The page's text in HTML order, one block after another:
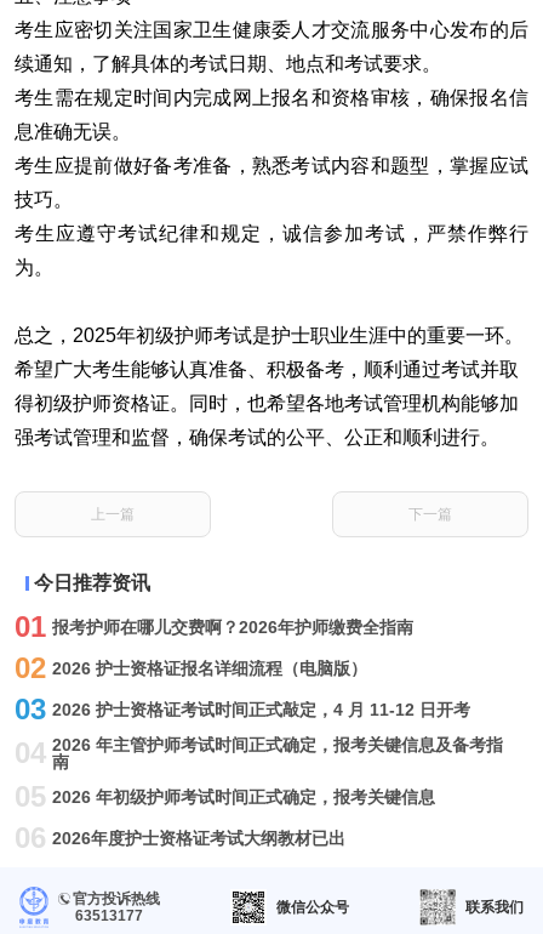
考生应密切关注国家卫生健康委人才交流服务中心发布的后
续通知，了解具体的考试日期、地点和考试要求。
考生需在规定时间内完成网上报名和资格审核，确保报名信
息准确无误。
考生应提前做好备考准备，熟悉考试内容和题型，掌握应试
技巧。
考生应遵守考试纪律和规定，诚信参加考试，严禁作弊行
为。
总之，2025年初级护师考试是护士职业生涯中的重要一环。
希望广大考生能够认真准备、积极备考，顺利通过考试并取
得初级护师资格证。同时，也希望各地考试管理机构能够加
强考试管理和监督，确保考试的公平、公正和顺利进行。
上一篇 下一篇
今日推荐资讯
01 报考护师在哪儿交费啊？2026年护师缴费全指南
02 2026 护士资格证报名详细流程（电脑版）
03 2026 护士资格证考试时间正式敲定，4 月 11-12 日开考
04 2026 年主管护师考试时间正式确定，报考关键信息及备考指
南
05 2026 年初级护师考试时间正式确定，报考关键信息
06 2026年度护士资格证考试大纲教材已出
官方投诉热线
63513177
微信公众号 联系我们